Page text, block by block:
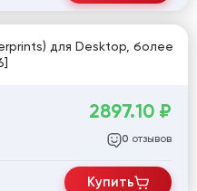
для Desktop, более
2897.10 ₽
0 отзывов
Купить